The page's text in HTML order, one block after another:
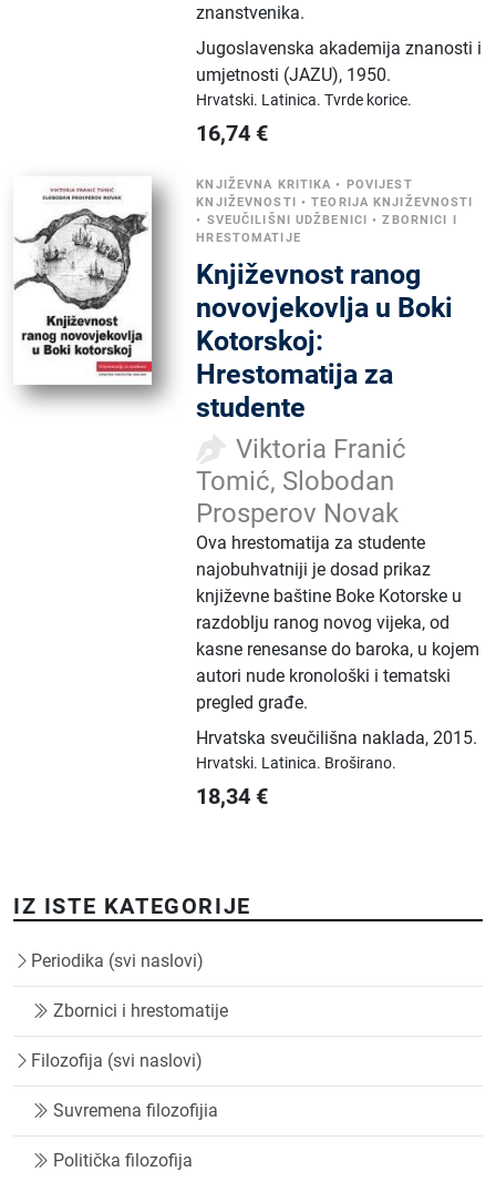
znanstvenika.
Jugoslavenska akademija znanosti i
umjetnosti (JAZU), 1950.
Hrvatski. Latinica.Tvrde korice.
16,74 €
KNJIŽEVNA KRITIKA • POVIJEST
KNJIŽEVNOSTI •TEORIJA KNJIŽEVNOSTI
• SVEUČILIŠNI UDŽBENICI •ZBORNICI I
HRESTOMATIJE
Književnost ranog
novovjekovlja u Boki
Kotorskoj:
Hrestomatija za
studente
Viktoria Franić
Tomić, Slobodan
Prosperov Novak
Ova hrestomatija za studente
najobuhvatniji je dosad prikaz
književne baštine Boke Kotorske u
razdoblju ranog novog vijeka, od
kasne renesanse do baroka, u kojem
autori nude kronološki i tematski
pregled građe.
Hrvatska sveučilišna naklada,2015.
Hrvatski. Latinica. Broširano.
18,34 €
IZ ISTE KATEGORIJE
Periodika (svi naslovi)
Zbornici i hrestomatije
Filozofija (svi naslovi)
Suvremena filozofijia
Politička filozofija